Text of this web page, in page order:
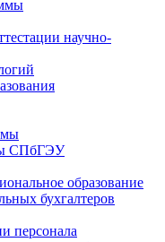
научно-
СПбГЭУ
образование
бухгалтеров
персонала